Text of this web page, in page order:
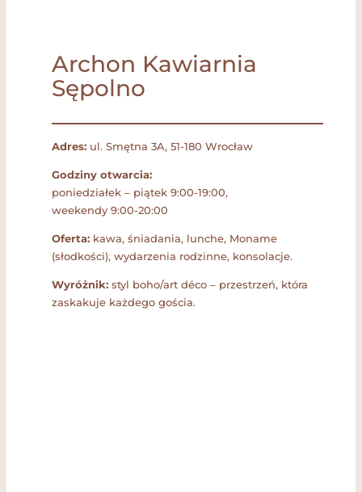
Archon Kawiarnia
Sępolno
Adres: ul. Smętna 3A, 51-180 Wrocław
Godziny otwarcia:
poniedziałek – piątek 9:00-19:00,
weekendy 9:00-20:00
Oferta: kawa, śniadania, lunche, Moname
(słodkości), wydarzenia rodzinne, konsolacje.
Wyróżnik: styl boho/art déco – przestrzeń, która
zaskakuje każdego gościa.